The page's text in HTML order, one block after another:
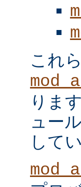
これ
りま
ュー
して